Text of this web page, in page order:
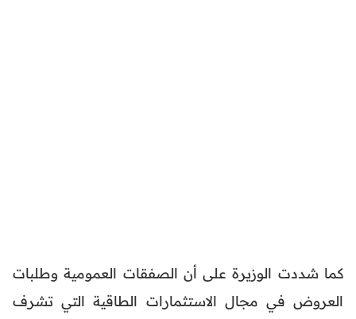
كما شددت الوزيرة على أن الصفقات العمومية وطلبات
العروض في مجال الاستثمارات الطاقية التي تشرف